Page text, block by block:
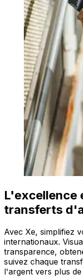
L'excellence
transferts
Avec Xe, simplifiez
internationaux.
transparence,
suivez chaque
l'argent vers plus de